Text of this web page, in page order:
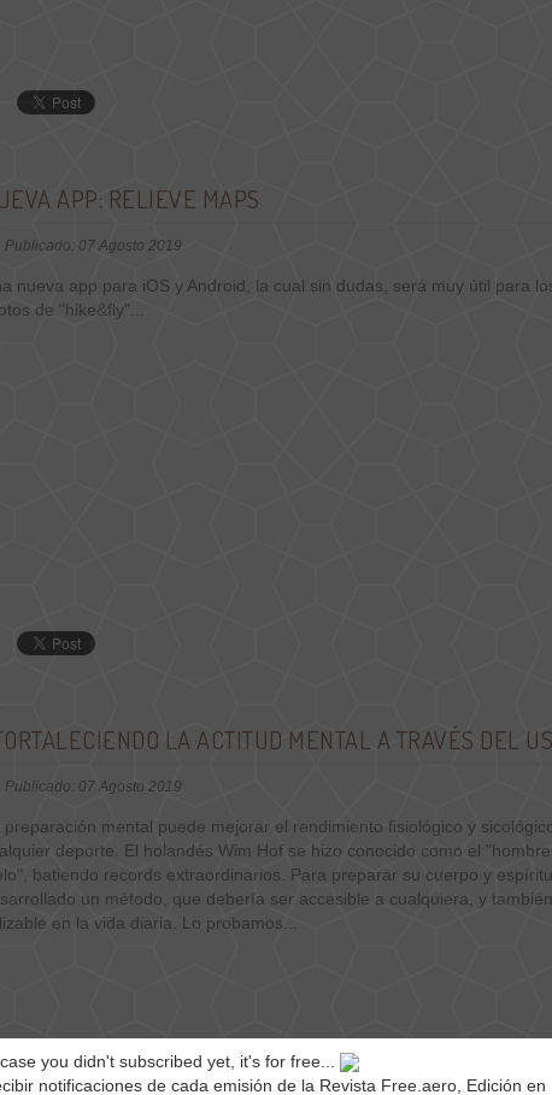
APP: RELIEVE MAPS
Publicado: 07 Agosto 2019
nueva app para iOS y Android, la cual sin dudas, será muy útil para
de "hike&fly"...
LA ACTITUD MENTAL A TRAVÉS DEL
Publicado: 07 Agosto 2019
preparación mental puede mejorar el rendimiento fisiológico y
deporte. El holandés Wim Hof se hizo conocido como el
batiendo records extraordinarios. Para preparar su cuerpo y
un método, que debería ser accesible a cualquiera, y también
en la vida diaria. Lo probamos...
case you didn't subscribed yet, it's for free...
notificaciones de cada emisión de la Revista Free.aero, Edición en